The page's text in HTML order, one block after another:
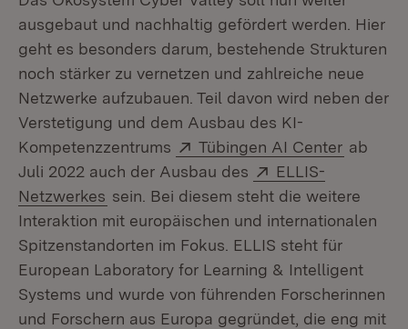
ausgebaut und nachhaltig gefördert werden. Hier
geht es besonders darum, bestehende Strukturen
noch stärker zu vernetzen und zahlreiche neue
Netzwerke aufzubauen. Teil davon wird neben der
Verstetigung und dem Ausbau des KI-
Kompetenzzentrums
Extern:
Tübingen AI Center (Öffnet
ab
Juli 2022 auch der Ausbau des
Extern:
ELLIS-
Netzwerkes (Öffnet in neuem Fenster)
sein. Bei diesem steht die weitere
Interaktion mit europäischen und internationalen
Spitzenstandorten im Fokus. ELLIS steht für
European Laboratory for Learning & Intelligent
Systems und wurde von führenden Forscherinnen
und Forschern aus Europa gegründet, die eng mit